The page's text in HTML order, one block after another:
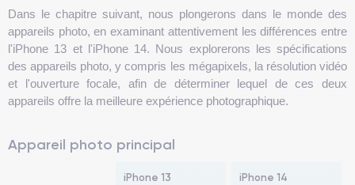
Dans le chapitre suivant, nous plongerons dans le monde des
appareils photo, en examinant attentivement les différences entre
l'iPhone 13 et l'iPhone 14. Nous explorerons les spécifications
des appareils photo, y compris les mégapixels, la résolution vidéo
et l'ouverture focale, afin de déterminer lequel de ces deux
appareils offre la meilleure expérience photographique.
Appareil photo principal
iPhone 13 iPhone 14